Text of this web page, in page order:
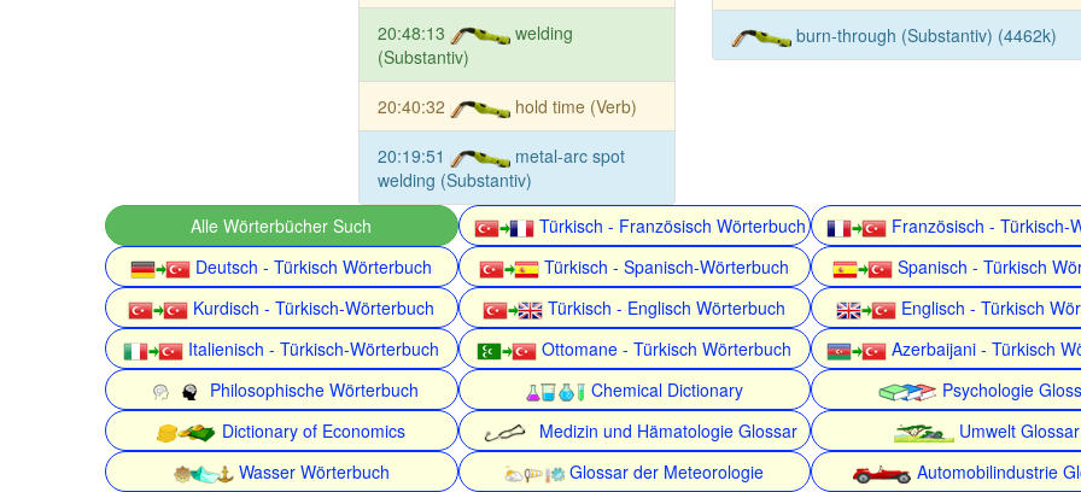
20:48:13
welding
(Substantiv)
20:40:32 hold time (Verb)
20:19:51
metal-arc spot
welding (Substantiv)
burn-through (Substantiv) (4462k)
Alle Wörterbücher Such Türkisch - Französisch Wörterbuch Französisch - Türkisch-
Deutsch - Türkisch Wörterbuch
Türkisch - Spanisch-Wörterbuch Spanisch - Türkisch
Kurdisch - Türkisch-Wörterbuch
Türkisch - Englisch Wörterbuch Englisch - Türkisch
Italienisch - Türkisch-Wörterbuch
Ottomane - Türkisch Wörterbuch Azerbaijani - Türkisch
Philosophische Wörterbuch
Chemical Dictionary Psychologie
Dictionary of Economics
Medizin und Hämatologie Glossar Umwelt Glossar
Wasser Wörterbuch
Glossar der Meteorologie Automobilindustrie